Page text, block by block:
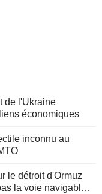
de l'Ukraine
économiques
inconnu au
le détroit d'Ormuz
la voie navigable